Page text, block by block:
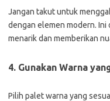
Jangan takut untuk
dengan elemen modern. Ini
menarik dan memberikan
4. Gunakan Warna
Pilih palet warna yang